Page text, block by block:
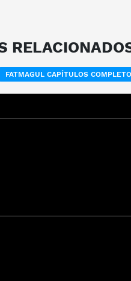
FATMAGUL CAPÍTULOS